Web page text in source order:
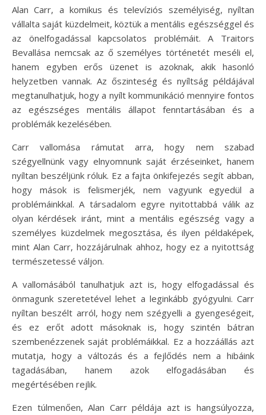
Alan Carr, a komikus és televíziós személyiség, nyíltan
vállalta saját küzdelmeit, köztük a mentális egészséggel és
az önelfogadással kapcsolatos problémáit. A Traitors
Bevallása nemcsak az ő személyes történetét meséli el,
hanem egyben erős üzenet is azoknak, akik hasonló
helyzetben vannak. Az őszinteség és nyíltság példájával
megtanulhatjuk, hogy a nyílt kommunikáció mennyire fontos
az egészséges mentális állapot fenntartásában és a
problémák kezelésében.
Carr vallomása rámutat arra, hogy nem szabad
szégyellnünk vagy elnyomnunk saját érzéseinket, hanem
nyíltan beszéljünk róluk. Ez a fajta önkifejezés segít abban,
hogy mások is felismerjék, nem vagyunk egyedül a
problémáinkkal. A társadalom egyre nyitottabbá válik az
olyan kérdések iránt, mint a mentális egészség vagy a
személyes küzdelmek megosztása, és ilyen példaképek,
mint Alan Carr, hozzájárulnak ahhoz, hogy ez a nyitottság
természetessé váljon.
A vallomásából tanulhatjuk azt is, hogy elfogadással és
önmagunk szeretetével lehet a leginkább gyógyulni. Carr
nyíltan beszélt arról, hogy nem szégyelli a gyengeségeit,
és ez erőt adott másoknak is, hogy szintén bátran
szembenézzenek saját problémáikkal. Ez a hozzáállás azt
mutatja, hogy a változás és a fejlődés nem a hibáink
tagadásában, hanem azok elfogadásában és
megértésében rejlik.
Ezen túlmenően, Alan Carr példája azt is hangsúlyozza,